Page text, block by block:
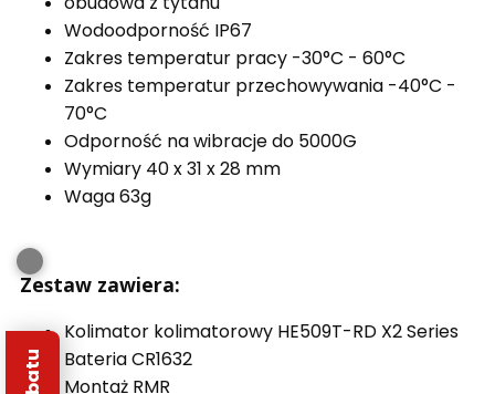
Wodoodporność IP67
Zakres temperatur pracy -30°C - 60°C
Zakres temperatur przechowywania -40°C -
70°C
Odporność na wibracje do 5000G
Wymiary 40 x 31 x 28 mm
Waga 63g
Zestaw zawiera:
Kolimator kolimatorowy HE509T-RD X2 Series
Bateria CR1632
Montaż RMR